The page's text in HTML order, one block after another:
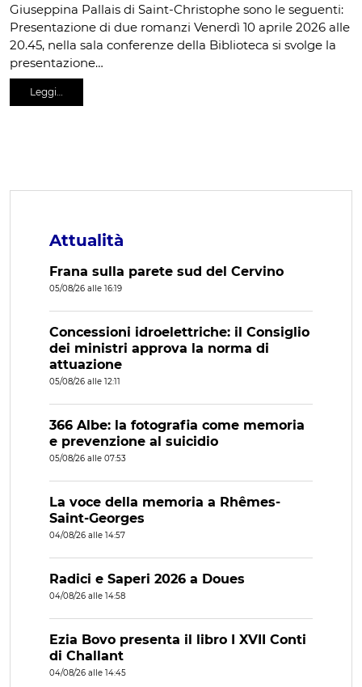
Giuseppina Pallais di Saint-Christophe sono le seguenti:
Presentazione di due romanzi Venerdì 10 aprile 2026 alle
20.45, nella sala conferenze della Biblioteca si svolge la
presentazione…
Leggi…
Attualità
Frana sulla parete sud del Cervino
05/08/26 alle 16:19
Concessioni idroelettriche: il Consiglio
dei ministri approva la norma di
attuazione
05/08/26 alle 12:11
366 Albe: la fotografia come memoria
e prevenzione al suicidio
05/08/26 alle 07:53
La voce della memoria a Rhêmes-
Saint-Georges
04/08/26 alle 14:57
Radici e Saperi 2026 a Doues
04/08/26 alle 14:58
Ezia Bovo presenta il libro I XVII Conti
di Challant
04/08/26 alle 14:45